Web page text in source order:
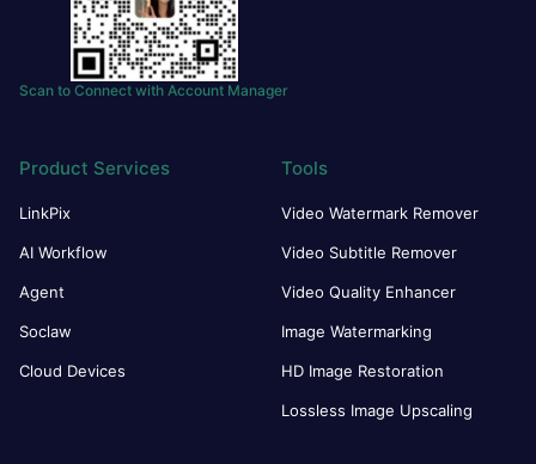
Scan to Connect with Account Manager
Product Services
LinkPix
AI Workflow
Agent
Soclaw
Cloud Devices
Tools
Video Watermark Remover
Video Subtitle Remover
Video Quality Enhancer
Image Watermarking
HD Image Restoration
Lossless Image Upscaling